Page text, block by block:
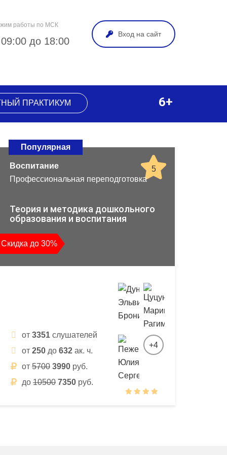
работы по МСК
до 18:00
Вход на сайт
ПРАКТИКУМ 6+
Популярная
5
Воспитание
Профессиональная переподготовка
Теория и методика дошкольного
образования и воспитания
Скидка до 30%
от 3351 слушателей
от 250 до 632 ак. ч.
от 5700 3990 руб.
до 10500 7350 руб.
+4